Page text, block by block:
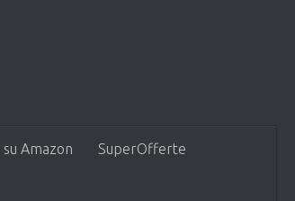
Amazon SuperOfferte